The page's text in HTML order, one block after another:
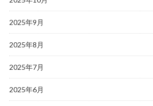
2025年9月
2025年8月
2025年7月
2025年6月